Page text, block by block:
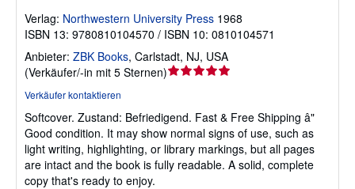
Verlag: Northwestern University Press 1968
ISBN 13: 9780810104570 / ISBN 10: 0810104571
Anbieter: ZBK Books, Carlstadt, NJ, USA
(Verkäufer/-in mit 5 Sternen)Verkäuferbewertung
5
Sternen
Verkäufer kontaktieren
Softcover. Zustand: Befriedigend. Fast & Free Shipping â"
Good condition. It may show normal signs of use, such as
light writing, highlighting, or library markings, but all pages
are intact and the book is fully readable. A solid, complete
copy that's ready to enjoy.